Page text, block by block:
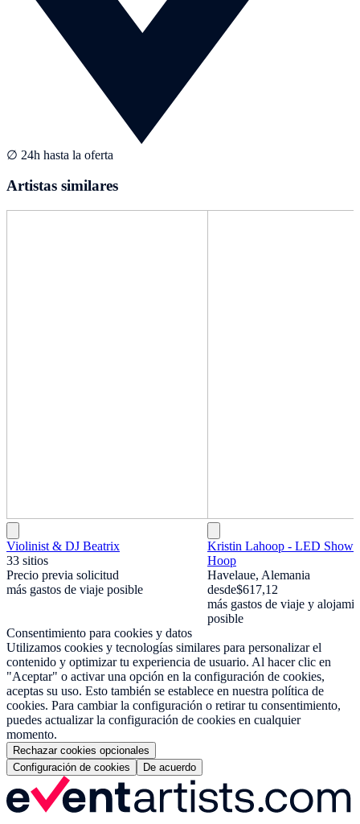
∅ 24h hasta la oferta
Artistas similares
Violinist & DJ Beatrix
33 sitios
Precio previa solicitud
más gastos de viaje posible
Kristin Lahoop - LED Show
Hoop
Havelaue, Alemania
desde$617,12
más gastos de viaje y
posible
Consentimiento para cookies y datos
Utilizamos cookies y tecnologías similares para personalizar el
contenido y optimizar tu experiencia de usuario. Al hacer clic en
"Aceptar" o activar una opción en la configuración de cookies,
aceptas su uso. Esto también se establece en nuestra política de
cookies. Para cambiar la configuración o retirar tu consentimiento,
puedes actualizar la configuración de cookies en cualquier
momento.
Rechazar cookies opcionales
Configuración de cookies
De acuerdo